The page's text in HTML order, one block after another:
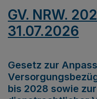
GV. NRW.
31.07.2026
Gesetz zur
bis 2028 sowie